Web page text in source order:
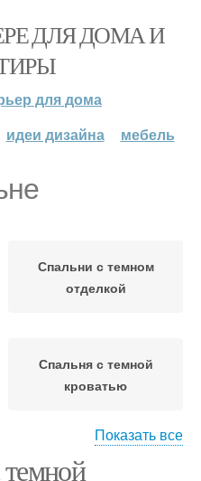
ДЛЯ ДОМА И
для дома
идеи дизайна мебель
Спальни с темном
отделкой
Спальня с темной
кроватью
Темная мебель
Показать все